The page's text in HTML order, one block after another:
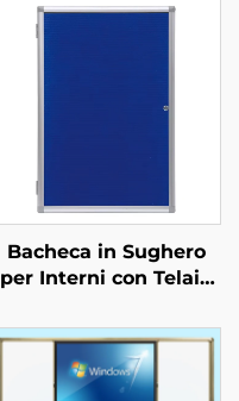
Bacheca in Sughero
per Interni con Telaio
con Porta con
Serratura Bacheca
Bloccabile Custodia